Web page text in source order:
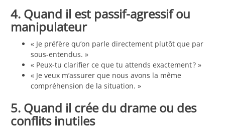
4. Quand il est passif-agressif ou
manipulateur
« Je préfère qu’on parle directement plutôt que par
sous-entendus. »
« Peux-tu clarifier ce que tu attends exactement ? »
« Je veux m’assurer que nous avons la même
compréhension de la situation. »
5. Quand il crée du drame ou des
conflits inutiles